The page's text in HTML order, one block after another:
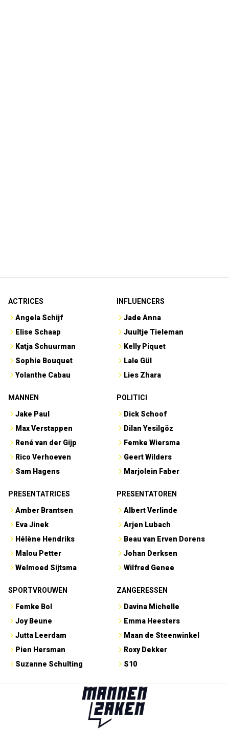
ACTRICES
Angela Schijf
Elise Schaap
Katja Schuurman
Sophie Bouquet
Yolanthe Cabau
INFLUENCERS
Jade Anna
Juultje Tieleman
Kelly Piquet
Lale Gül
Lies Zhara
MANNEN
Jake Paul
Max Verstappen
René van der Gijp
Rico Verhoeven
Sam Hagens
POLITICI
Dick Schoof
Dilan Yesilgöz
Femke Wiersma
Geert Wilders
Marjolein Faber
PRESENTATRICES
Amber Brantsen
Eva Jinek
Hélène Hendriks
Malou Petter
Welmoed Sijtsma
PRESENTATOREN
Albert Verlinde
Arjen Lubach
Beau van Erven Dorens
Johan Derksen
Wilfred Genee
SPORTVROUWEN
Femke Bol
Joy Beune
Jutta Leerdam
Pien Hersman
Suzanne Schulting
ZANGERESSEN
Davina Michelle
Emma Heesters
Maan de Steenwinkel
Roxy Dekker
S10